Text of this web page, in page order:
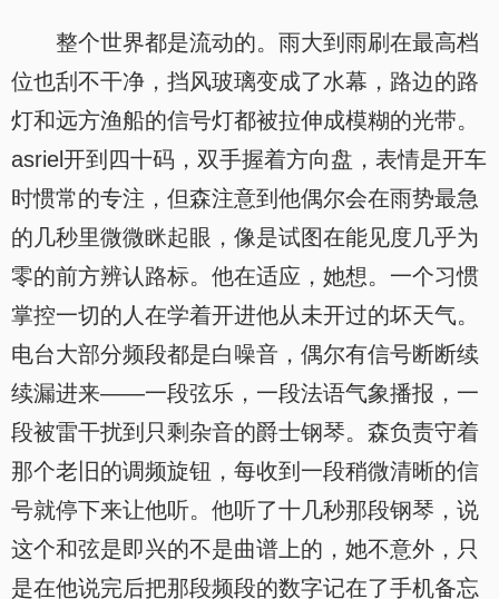
整个世界都是流动的。雨大到雨刷在最高档
位也刮不干净，挡风玻璃变成了水幕，路边的路
灯和远方渔船的信号灯都被拉伸成模糊的光带。
asriel开到四十码，双手握着方向盘，表情是开车
时惯常的专注，但森注意到他偶尔会在雨势最急
的几秒里微微眯起眼，像是试图在能见度几乎为
零的前方辨认路标。他在适应，她想。一个习惯
掌控一切的人在学着开进他从未开过的坏天气。
电台大部分频段都是白噪音，偶尔有信号断断续
续漏进来——一段弦乐，一段法语气象播报，一
段被雷干扰到只剩杂音的爵士钢琴。森负责守着
那个老旧的调频旋钮，每收到一段稍微清晰的信
号就停下来让他听。他听了十几秒那段钢琴，说
这个和弦是即兴的不是曲谱上的，她不意外，只
是在他说完后把那段频段的数字记在了手机备忘